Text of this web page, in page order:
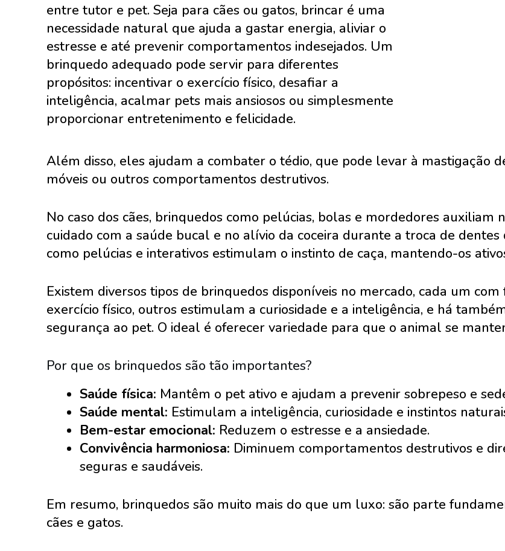
entre tutor e pet. Seja para cães ou gatos, brincar é uma
necessidade natural que ajuda a gastar energia, aliviar o
estresse e até prevenir comportamentos indesejados. Um
brinquedo adequado pode servir para diferentes
propósitos: incentivar o exercício físico, desafiar a
inteligência, acalmar pets mais ansiosos ou simplesmente
proporcionar entretenimento e felicidade.
Além disso, eles ajudam a combater o tédio, que pode levar à mastigação
móveis ou outros comportamentos destrutivos.
No caso dos cães, brinquedos como pelúcias, bolas e mordedores
cuidado com a saúde bucal e no alívio da coceira durante a troca de
como pelúcias e interativos estimulam o instinto de caça, mantendo-os
Existem diversos tipos de brinquedos disponíveis no mercado, cada um
exercício físico, outros estimulam a curiosidade e a inteligência, e há
segurança ao pet. O ideal é oferecer variedade para que o animal se
Por que os brinquedos são tão importantes?
Saúde física: Mantêm o pet ativo e ajudam a prevenir sobrepeso e
Saúde mental: Estimulam a inteligência, curiosidade e instintos
Bem-estar emocional: Reduzem o estresse e a ansiedade.
Convivência harmoniosa: Diminuem comportamentos destrutivos e
seguras e saudáveis.
Em resumo, brinquedos são muito mais do que um luxo: são parte
cães e gatos.